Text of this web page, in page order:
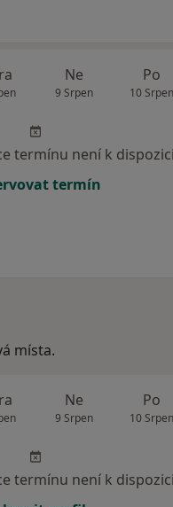
Ne
9 Srpen
Po
10 Srpen
termínu není k dispozici
termín
místa.
Ne
9 Srpen
Po
10 Srpen
termínu není k dispozici